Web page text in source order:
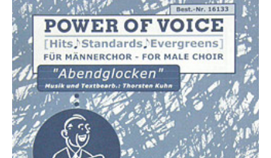
10 Charthits
ACT Music
Die Ärzte
Die Toten Hosen
Rosenstolz
Die kleinen Songbooks
Die großen Songbooks